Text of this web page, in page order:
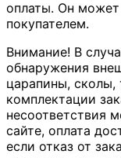
оплаты. Он может
покупателем.
Внимание! В
обнаружения
царапины, сколы,
комплектации
несоответствия
сайте, оплата
если отказ от